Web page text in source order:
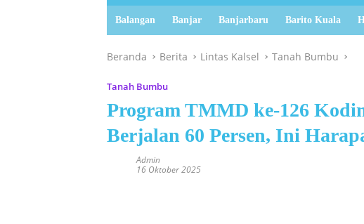
Balangan Banjar Banjarbaru Barito Kuala
Beranda Berita Lintas Kalsel Tanah Bumbu
Tanah Bumbu
Program TMMD ke-126
Berjalan 60 Persen, Ini
Admin
16 Oktober 2025